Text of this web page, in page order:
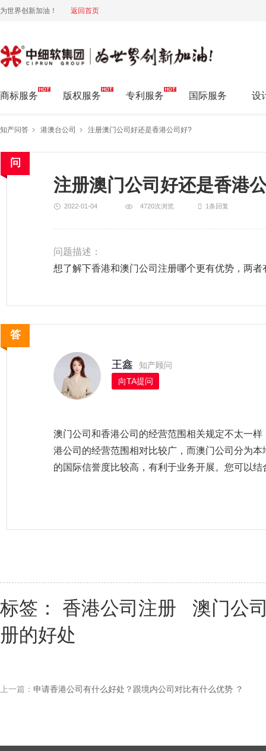
为世界创新加油！ 返回首页
中细软集团 为世界创新加油!
商标服务 版权服务 专利服务 国际服务 设
知产问答 港澳台公司 注册澳门公司好还是香港公司好?
注册澳门公司好还是香港
2022-01-04 4720次浏览 1条回复
问题描述：
想了解下香港和澳门公司注册哪个更有优势，两者
王鑫
知产顾问
向TA提问
澳门公司和香港公司的经营范围相关规定不太一
港公司的经营范围相对比较广，而澳门公司分为
的国际信誉度比较高，有利于业务开展。您可以
标签： 香港公司注册
澳门公
册的好处
上一篇： 申请香港公司有什么好处？跟境内公司对比有什么优势 ？